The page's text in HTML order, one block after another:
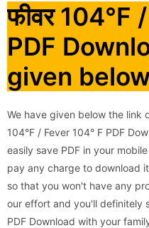
फीवर 104°F
PDF
given
We have given below the link
104°F / Fever 104° F PDF
easily save PDF in your
pay any charge to download
so that you won't have any
our effort and you'll definitely
PDF Download with your